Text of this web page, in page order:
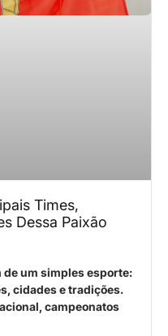
Times,
Dessa Paixão
de um simples esporte:
cidades e tradições.
campeonatos